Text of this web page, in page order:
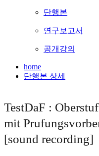
단행본
연구보고서
공개강의
home
단행본 상세
TestDaF :
mit
[sound recording]